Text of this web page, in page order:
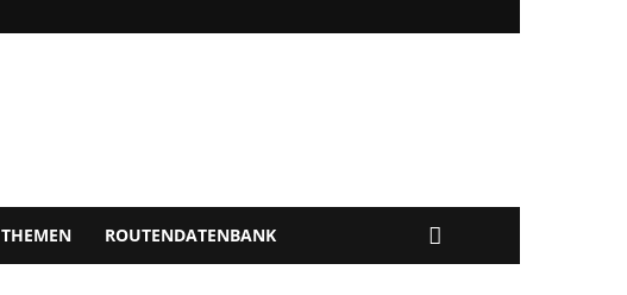
THEMEN ROUTENDATENBANK